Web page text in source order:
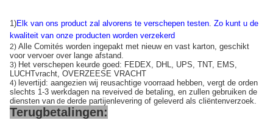
1)Elk van ons product zal alvorens te verschepen testen. Zo kunt u de
kwaliteit van onze producten worden verzekerd
2) Alle Comités worden ingepakt met nieuw en vast karton, geschikt
voor vervoer over lange afstand.
3) Het verschepen keurde goed: FEDEX, DHL, UPS, TNT, EMS,
LUCHTvracht, OVERZEESE VRACHT
4) levertijd: aangezien wij reusachtige voorraad hebben, vergt de orden
slechts 1-3 werkdagen na reveived de betaling, en zullen gebruiken de
diensten van de derde partijenlevering of geleverd als cliëntenverzoek.
Terugbetalingen: